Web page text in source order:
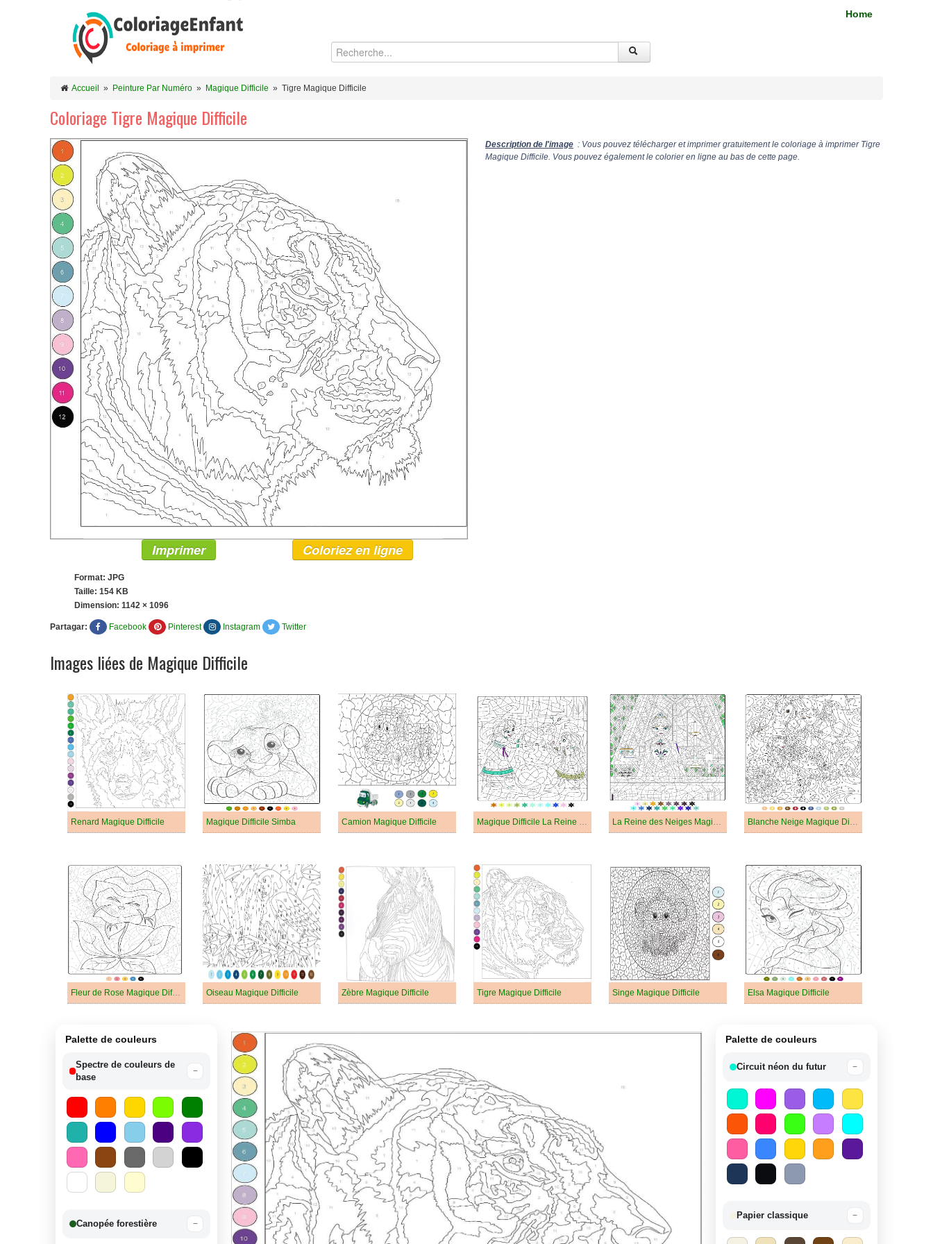
Home
Accueil » Peinture Par Numéro » Magique Difficile » Tigre Magique Difficile
Coloriage Tigre Magique Difficile
Description de l'image : Vous pouvez télécharger et imprimer gratuitement le coloriage à imprimer Tigre
Magique Difficile. Vous pouvez également le colorier en ligne au bas de cette page.
Imprimer Coloriez en ligne
Format: JPG
Taille: 154 KB
Dimension: 1142 × 1096
Partagar: Facebook Pinterest Instagram Twitter
Images liées de Magique Difficile
Renard Magique Difficile Magique Difficile Simba Camion Magique Difficile Magique Difficile La Reine des Neiges La Reine des Neiges Magique Difficile Blanche Neige Magique Difficile
Fleur de Rose Magique Difficile Oiseau Magique Difficile Zèbre Magique Difficile Tigre Magique Difficile Singe Magique Difficile Elsa Magique Difficile
Palette de couleurs
Spectre de couleurs de
base
−
Canopée forestière −
Palette de couleurs
Circuit néon du futur −
Papier classique −